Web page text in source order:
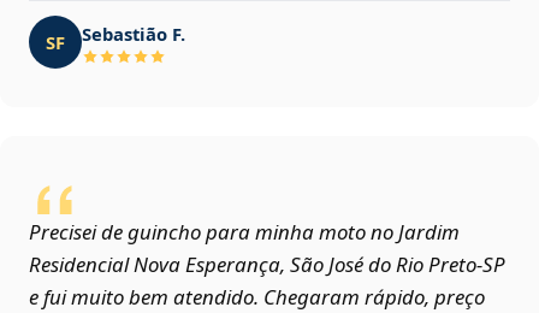
SF Sebastião F.
Precisei de guincho para minha moto no Jardim
Residencial Nova Esperança, São José do Rio Preto‑SP
e fui muito bem atendido. Chegaram rápido, preço